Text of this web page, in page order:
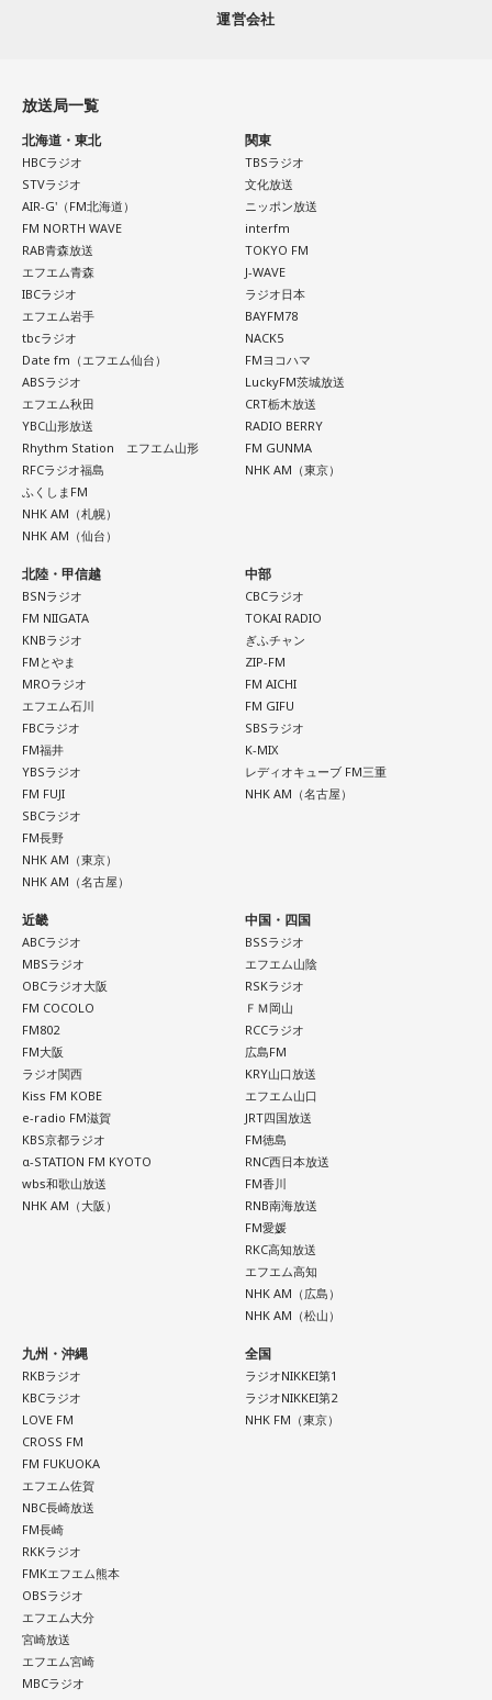
運営会社
放送局一覧
北海道・東北
HBCラジオ
STVラジオ
AIR-G'（FM北海道）
FM NORTH WAVE
RAB青森放送
エフエム青森
IBCラジオ
エフエム岩手
tbcラジオ
Date fm（エフエム仙台）
ABSラジオ
エフエム秋田
YBC山形放送
Rhythm Station エフエム山形
RFCラジオ福島
ふくしまFM
NHK AM（札幌）
NHK AM（仙台）
関東
TBSラジオ
文化放送
ニッポン放送
interfm
TOKYO FM
J-WAVE
ラジオ日本
BAYFM78
NACK5
FMヨコハマ
LuckyFM茨城放送
CRT栃木放送
RADIO BERRY
FM GUNMA
NHK AM（東京）
北陸・甲信越
BSNラジオ
FM NIIGATA
KNBラジオ
FMとやま
MROラジオ
エフエム石川
FBCラジオ
FM福井
YBSラジオ
FM FUJI
SBCラジオ
FM長野
NHK AM（東京）
NHK AM（名古屋）
中部
CBCラジオ
TOKAI RADIO
ぎふチャン
ZIP-FM
FM AICHI
FM GIFU
SBSラジオ
K-MIX
レディオキューブ FM三重
NHK AM（名古屋）
近畿
ABCラジオ
MBSラジオ
OBCラジオ大阪
FM COCOLO
FM802
FM大阪
ラジオ関西
Kiss FM KOBE
e-radio FM滋賀
KBS京都ラジオ
α-STATION FM KYOTO
wbs和歌山放送
NHK AM（大阪）
中国・四国
BSSラジオ
エフエム山陰
RSKラジオ
ＦＭ岡山
RCCラジオ
広島FM
KRY山口放送
エフエム山口
JRT四国放送
FM徳島
RNC西日本放送
FM香川
RNB南海放送
FM愛媛
RKC高知放送
エフエム高知
NHK AM（広島）
NHK AM（松山）
九州・沖縄
RKBラジオ
KBCラジオ
LOVE FM
CROSS FM
FM FUKUOKA
エフエム佐賀
NBC長崎放送
FM長崎
RKKラジオ
FMKエフエム熊本
OBSラジオ
エフエム大分
宮崎放送
エフエム宮崎
MBCラジオ
全国
ラジオNIKKEI第1
ラジオNIKKEI第2
NHK FM（東京）